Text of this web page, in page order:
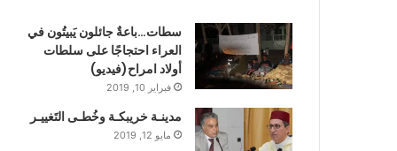
سطات…باعةٌ جائلون يَبيتُون في
العراء احتجاجًا على سلطات
أولاد امراح(فيديو)
فبراير 10, 2019
مدينـة خريبكـة وخُطـى التَغييـر
مايو 12, 2019